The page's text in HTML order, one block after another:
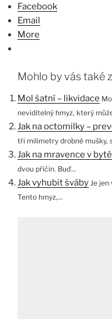
Facebook
Email
More
Mohlo by vás také
Mol šatní – likvidace
neviditelný hmyz, který
Jak na octomilky –
tři milimetry drobné mušky,
Jak na mravence v bytě
dvou příčin. Buď...
Jak vyhubit šváby Je jen
Tento hmyz,...